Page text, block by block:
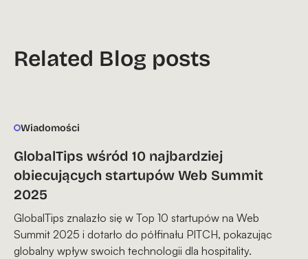
Related Blog posts
Wiadomości
GlobalTips wśród 10 najbardziej
obiecujących startupów Web Summit
2025
GlobalTips znalazło się w Top 10 startupów na Web
Summit 2025 i dotarło do półfinału PITCH, pokazując
globalny wpływ swoich technologii dla hospitality.